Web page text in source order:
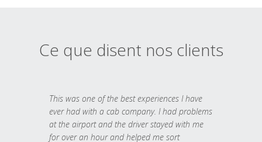
Ce que disent nos clients
This was one of the best experiences I have
ever had with a cab company. I had problems
at the airport and the driver stayed with me
for over an hour and helped me sort